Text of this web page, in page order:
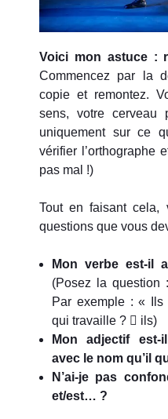
Voici mon astuce :
Commencez par la
copie et remontez.
sens, votre cerveau
uniquement sur ce
vérifier l’orthographe
pas mal !)
Tout en faisant cela,
questions que vous
Mon verbe est-il
(Posez la question
Par exemple : « Ils
qui travaille ?  ils)
Mon adjectif est-
avec le nom qu’il
N’ai-je pas
et/est… ?